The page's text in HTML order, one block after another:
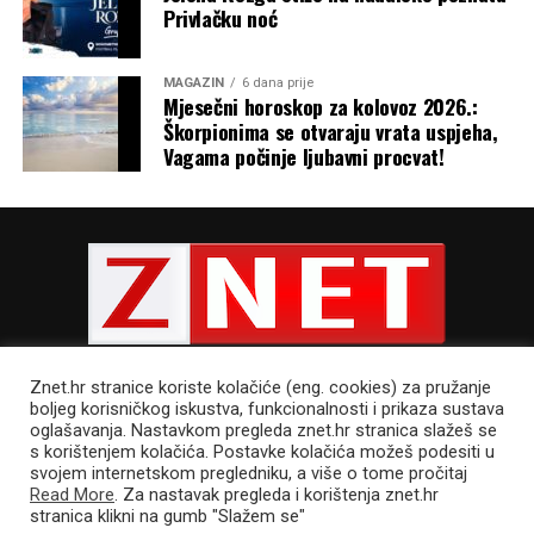
prognoza nesigurna.
Upravo iz tog omjera proizlaze postoci vjerojatnosti koje
svakodnevno viđamo u prognozama, primjerice “70
posto vjerojatnosti za kišu”. Ako svi članovi ansambla
daju gotovo isti rezultat, prognoza je stabilna. Ako se
međusobno razilaze, raste nesigurnost, koja se zatim
izražava kroz postotak vjerojatnosti ostvarenja
Umjetna inteligencija mijenja
prognoziranje, ali ne zamjenjuje
fiziku
Posljednjih godina razvijeni su brojni modeli umjetne
inteligencije za prognozu vremena. Među najpoznatijima
su GraphCast, koji je razvio Google DeepMind, Pangu-
Weather tvrtke Huawei, GenCast, također Googleov
Privlačku noć
MAGAZIN 6 dana prije
Mjesečni horoskop za kolovoz 2026.:
Škorpionima se otvaraju vrata uspjeha,
Vagama počinje ljubavni procvat!
POLITIKA PRIVATNOSTI UVJETI KORIŠTENJA
IMPRESSUM
CJENIK OGLAŠAVANJA
Znet.hr stranice koriste kolačiće (eng. cookies) za pružanje
boljeg korisničkog iskustva, funkcionalnosti i prikaza sustava
oglašavanja. Nastavkom pregleda znet.hr stranica slažeš se
s korištenjem kolačića. Postavke kolačića možeš podesiti u
svojem internetskom pregledniku, a više o tome pročitaj
Read More. Za nastavak pregleda i korištenja znet.hr
stranica klikni na gumb "Slažem se"